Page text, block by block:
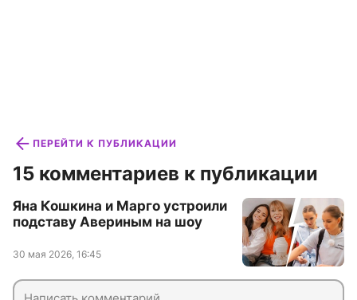
ПЕРЕЙТИ К ПУБЛИКАЦИИ
15 комментариев к публикации
Яна Кошкина и Марго устроили
подставу Авериным на шоу
30 мая 2026, 16:45